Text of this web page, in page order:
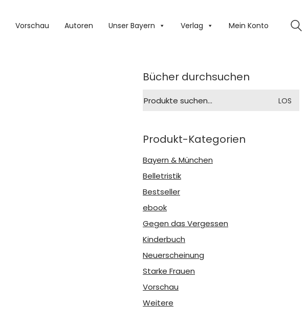
Vorschau Autoren Unser Bayern Verlag Mein Konto
Bücher durchsuchen
nach:
LOS
Produkt-Kategorien
Bayern & München
Belletristik
Bestseller
ebook
Gegen das Vergessen
Kinderbuch
Neuerscheinung
Starke Frauen
Vorschau
Weitere